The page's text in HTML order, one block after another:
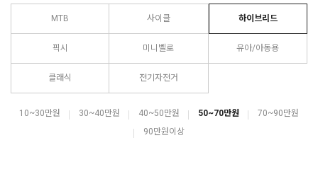
MTB 사이클 하이브리드
픽시 미니벨로 유아/아동용
클래식 전기자전거
10~30만원 30~40만원 40~50만원 50~70만원
70~90만원
90만원이상